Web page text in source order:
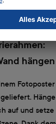
hängen
Fotoposter
Hänge
auf und setze